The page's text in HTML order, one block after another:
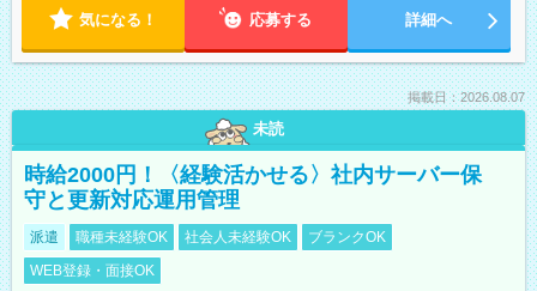
気になる！ 応募する 詳細へ
掲載日：2026.08.07
未読
時給2000円！〈経験活かせる〉社内サーバー保
守と更新対応運用管理
派遣 職種未経験OK 社会人未経験OK
ブランクOK
WEB登録・面接OK